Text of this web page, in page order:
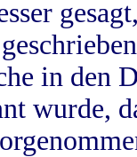
in
wurde,